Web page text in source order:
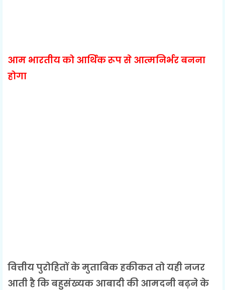
आम भारतीय को आर्थिक रूप से आत्मनिर्भर बनना
होगा
वित्तीय पुरोहितों के मुताबिक हकीकत तो यही नजर
आती है कि बहुसंख्यक आबादी की आमदनी बढ़ने के